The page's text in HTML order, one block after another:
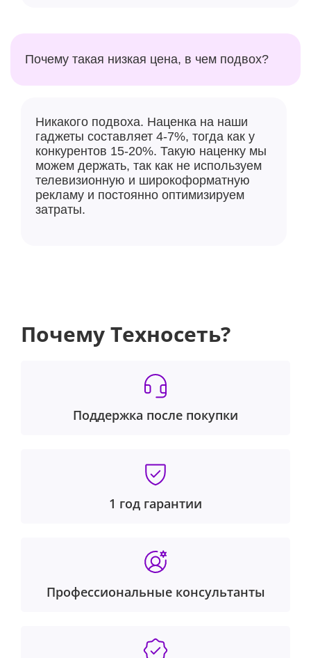
Почему такая низкая цена, в чем подвох?
Никакого подвоха. Наценка на наши
гаджеты составляет 4-7%, тогда как у
конкурентов 15-20%. Такую наценку мы
можем держать, так как не используем
телевизионную и широкоформатную
рекламу и постоянно оптимизируем
затраты.
Почему Техносеть?
Поддержка после покупки
1 год гарантии
Профессиональные консультанты